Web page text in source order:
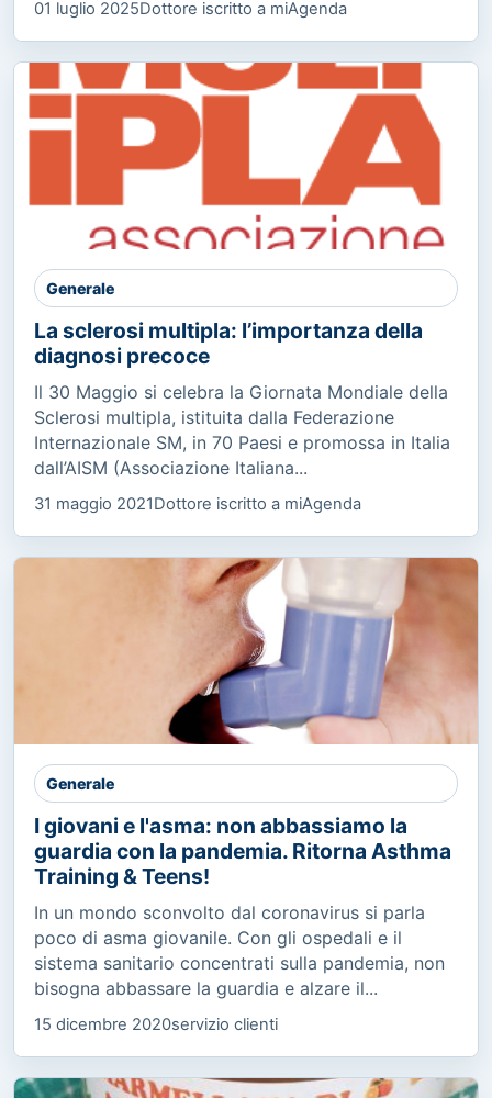
01 luglio 2025Dottore iscritto a miAgenda
Generale
La sclerosi multipla: l’importanza della
diagnosi precoce
Il 30 Maggio si celebra la Giornata Mondiale della
Sclerosi multipla, istituita dalla Federazione
Internazionale SM, in 70 Paesi e promossa in Italia
dall’AISM (Associazione Italiana...
31 maggio 2021Dottore iscritto a miAgenda
Generale
I giovani e l'asma: non abbassiamo la
guardia con la pandemia. Ritorna Asthma
Training & Teens!
In un mondo sconvolto dal coronavirus si parla
poco di asma giovanile. Con gli ospedali e il
sistema sanitario concentrati sulla pandemia, non
bisogna abbassare la guardia e alzare il...
15 dicembre 2020servizio clienti